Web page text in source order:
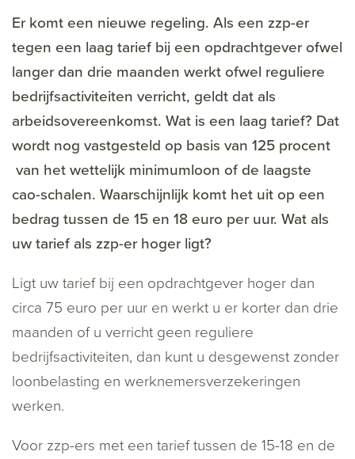
Er komt een nieuwe regeling. Als een zzp-er
tegen een laag tarief bij een opdrachtgever ofwel
langer dan drie maanden werkt ofwel reguliere
bedrijfsactiviteiten verricht, geldt dat als
arbeidsovereenkomst. Wat is een laag tarief? Dat
wordt nog vastgesteld op basis van 125 procent
van het wettelijk minimumloon of de laagste
cao-schalen. Waarschijnlijk komt het uit op een
bedrag tussen de 15 en 18 euro per uur. Wat als
uw tarief als zzp-er hoger ligt?
Ligt uw tarief bij een opdrachtgever hoger dan
circa 75 euro per uur en werkt u er korter dan drie
maanden of u verricht geen reguliere
bedrijfsactiviteiten, dan kunt u desgewenst zonder
loonbelasting en werknemersverzekeringen
werken.
Voor zzp-ers met een tarief tussen de 15-18 en de